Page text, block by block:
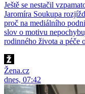
Ještě se nestačil
Jaromíra Soukupa
proč na mediálního
slov o motivu
rodinného života a péče
Žena.cz
dnes, 07:42